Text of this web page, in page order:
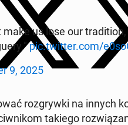
make us lose our
pic.twitter.com/
9, 2025
roz­gry­w­ki na innych
takiego